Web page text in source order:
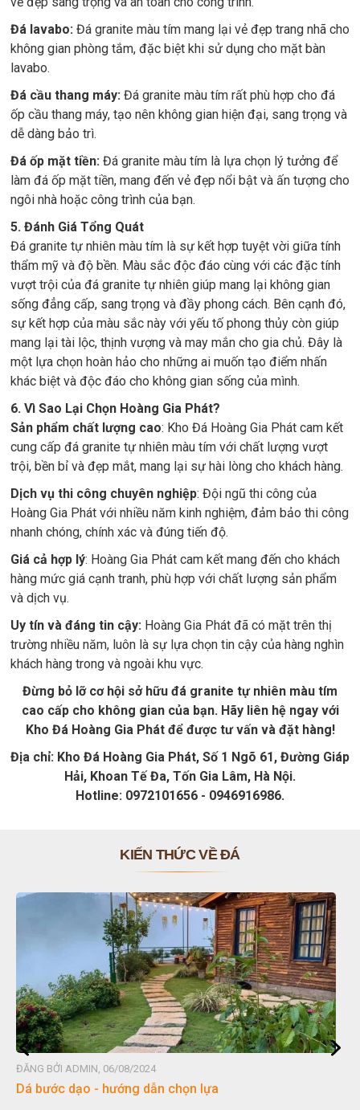
Đá lavabo: Đá granite màu tím mang lại vẻ đẹp trang nhã cho
không gian phòng tắm, đặc biệt khi sử dụng cho mặt bàn
lavabo.
Đá cầu thang máy: Đá granite màu tím rất phù hợp cho đá
ốp cầu thang máy, tạo nên không gian hiện đại, sang trọng và
dễ dàng bảo trì.
Đá ốp mặt tiền: Đá granite màu tím là lựa chọn lý tưởng để
làm đá ốp mặt tiền, mang đến vẻ đẹp nổi bật và ấn tượng cho
ngôi nhà hoặc công trình của bạn.
5. Đánh Giá Tổng Quát
Đá granite tự nhiên màu tím là sự kết hợp tuyệt vời giữa tính
thẩm mỹ và độ bền. Màu sắc độc đáo cùng với các đặc tính
vượt trội của đá granite tự nhiên giúp mang lại không gian
sống đẳng cấp, sang trọng và đầy phong cách. Bên cạnh đó,
sự kết hợp của màu sắc này với yếu tố phong thủy còn giúp
mang lại tài lộc, thịnh vượng và may mắn cho gia chủ. Đây là
một lựa chọn hoàn hảo cho những ai muốn tạo điểm nhấn
khác biệt và độc đáo cho không gian sống của mình.
6. Vì Sao Lại Chọn Hoàng Gia Phát?
Sản phẩm chất lượng cao: Kho Đá Hoàng Gia Phát cam kết
cung cấp đá granite tự nhiên màu tím với chất lượng vượt
trội, bền bỉ và đẹp mắt, mang lại sự hài lòng cho khách hàng.
Dịch vụ thi công chuyên nghiệp: Đội ngũ thi công của
Hoàng Gia Phát với nhiều năm kinh nghiệm, đảm bảo thi công
nhanh chóng, chính xác và đúng tiến độ.
Giá cả hợp lý: Hoàng Gia Phát cam kết mang đến cho khách
hàng mức giá cạnh tranh, phù hợp với chất lượng sản phẩm
và dịch vụ.
Uy tín và đáng tin cậy: Hoàng Gia Phát đã có mặt trên thị
trường nhiều năm, luôn là sự lựa chọn tin cậy của hàng nghìn
khách hàng trong và ngoài khu vực.
Đừng bỏ lỡ cơ hội sở hữu đá granite tự nhiên màu tím
cao cấp cho không gian của bạn. Hãy liên hệ ngay với
Kho Đá Hoàng Gia Phát để được tư vấn và đặt hàng!
Địa chỉ: Kho Đá Hoàng Gia Phát, Số 1 Ngõ 61, Đường Giáp
Hải, Khoan Tế Đa, Tốn Gia Lâm, Hà Nội.
Hotline: 0972101656 - 0946916986.
KIẾN THỨC VỀ ĐÁ
ĐĂNG BỞI ADMIN, 06/08/2024
Dá bước dạo - hướng dẫn chọn lựa